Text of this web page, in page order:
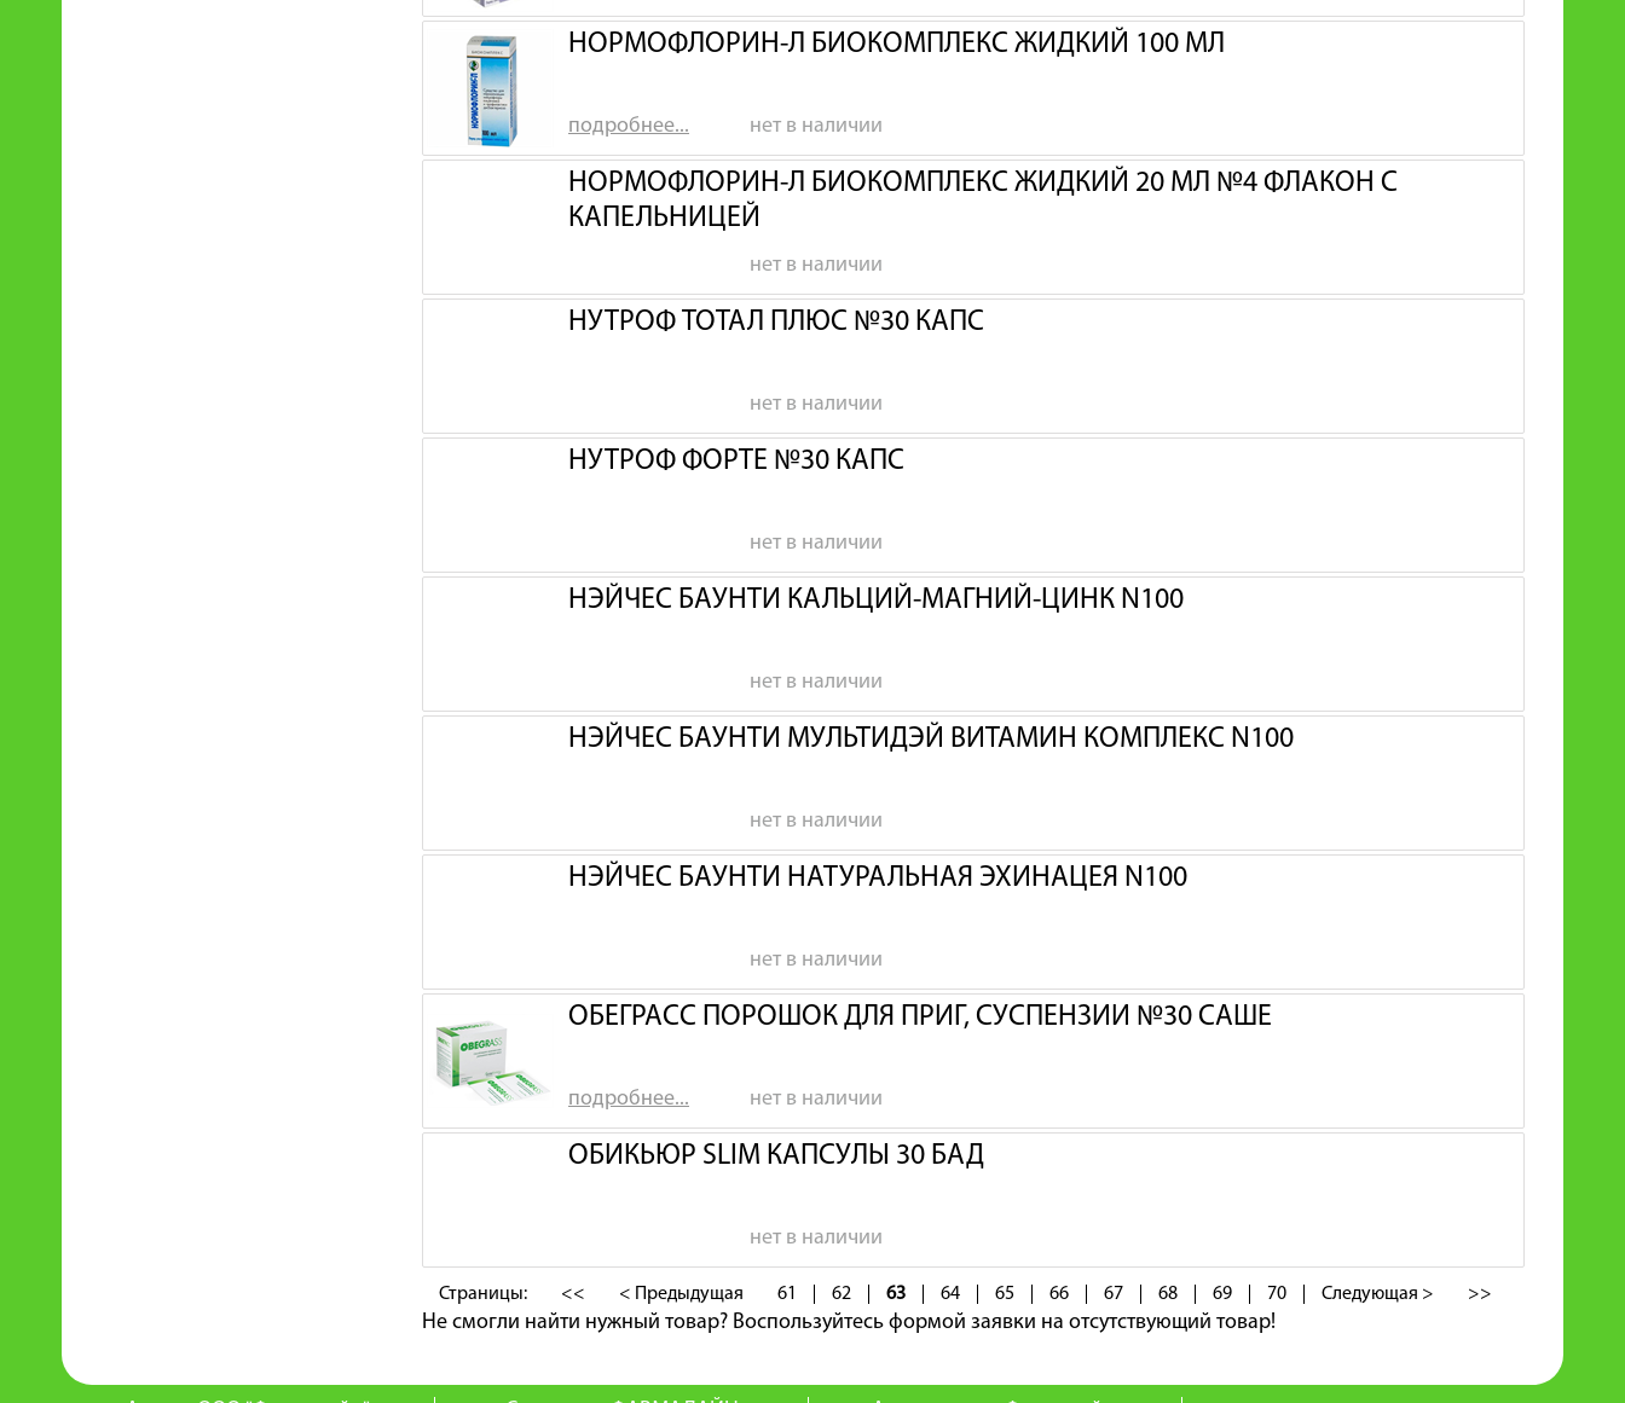
НОРМОФЛОРИН-Л БИОКОМПЛЕКС ЖИДКИЙ 100 МЛ
подробнее... нет в наличии
НОРМОФЛОРИН-Л БИОКОМПЛЕКС ЖИДКИЙ 20 МЛ №4 ФЛАКОН С
КАПЕЛЬНИЦЕЙ
нет в наличии
НУТРОФ ТОТАЛ ПЛЮС №30 КАПС
нет в наличии
НУТРОФ ФОРТЕ №30 КАПС
нет в наличии
НЭЙЧЕС БАУНТИ КАЛЬЦИЙ-МАГНИЙ-ЦИНК N100
нет в наличии
НЭЙЧЕС БАУНТИ МУЛЬТИДЭЙ ВИТАМИН КОМПЛЕКС N100
нет в наличии
НЭЙЧЕС БАУНТИ НАТУРАЛЬНАЯ ЭХИНАЦЕЯ N100
нет в наличии
ОБЕГРАСС ПОРОШОК ДЛЯ ПРИГ, СУСПЕНЗИИ №30 САШЕ
подробнее... нет в наличии
ОБИКЬЮР SLIM КАПСУЛЫ 30 БАД
нет в наличии
Страницы: << < Предыдущая 61 62 63 64 65 66 67 68 69 70 Следующая > >>
Не смогли найти нужный товар? Воспользуйтесь формой заявки на отсутствующий товар!